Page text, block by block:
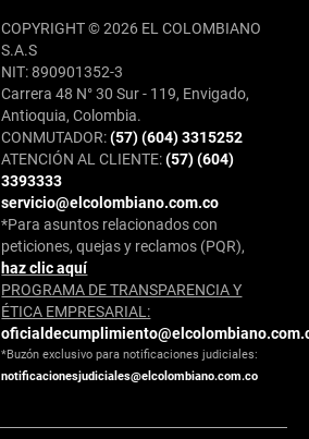
COPYRIGHT © 2026 EL COLOMBIANO
S.A.S
NIT: 890901352-3
Carrera 48 N° 30 Sur - 119, Envigado,
Antioquia, Colombia.
CONMUTADOR:(57) (604) 3315252
ATENCIÓN AL CLIENTE:(57) (604)
3393333
servicio@elcolombiano.com.co
*Para asuntos relacionados con
peticiones, quejas y reclamos (PQR),
haz clic aquí
PROGRAMA DE TRANSPARENCIA Y
ÉTICA EMPRESARIAL:
*Buzón exclusivo para notificaciones judiciales:
notificacionesjudiciales@elcolombiano.com.co